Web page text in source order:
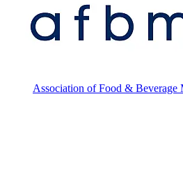
Association of Food &